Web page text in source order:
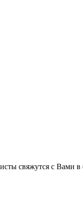
свяжутся с Вами